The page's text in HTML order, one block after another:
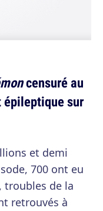
censuré au
épileptique sur
et demi
700 ont eu
troubles de la
retrouvés à